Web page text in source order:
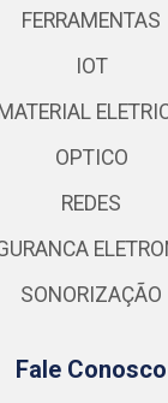
FERRAMENTAS
IOT
OPTICO
REDES
SONORIZAÇÃO
Fale Conosco